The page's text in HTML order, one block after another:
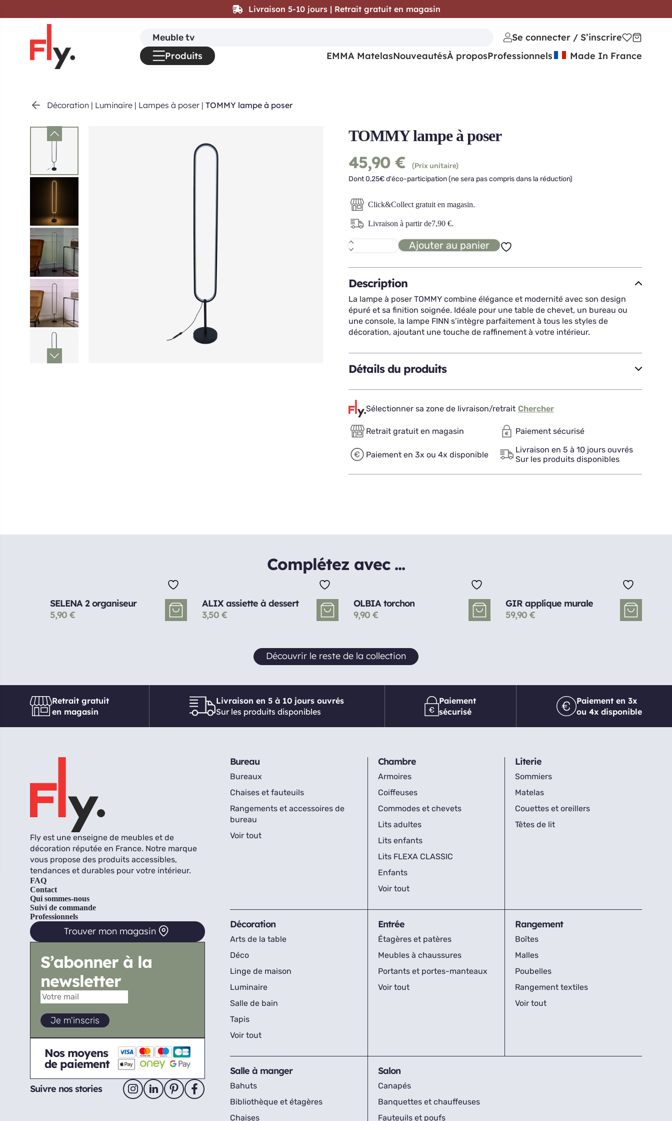
Décoration | Luminaire | Lampes à poser | TOMMY lampe à poser
TOMMY lampe à poser
45,90 €
(Prix unitaire)
Dont 0,25€ d'éco-participation (ne sera pas compris dans la réduction)
Click&Collect gratuit en magasin.
Livraison à partir de7,90 €.
quantité
de
lampe
à
poser
Ajouter au panier
Description
La lampe à poser TOMMY combine élégance et modernité avec son design
épuré et sa finition soignée. Idéale pour une table de chevet, un bureau ou
une console, la lampe FINN s’intègre parfaitement à tous les styles de
décoration, ajoutant une touche de raffinement à votre intérieur.
Détails du produits
Sélectionner sa zone de livraison/retrait Chercher
Retrait gratuit en magasin Paiement sécurisé
Paiement en 3x ou 4x disponible
Livraison en 5 à 10 jours ouvrés
Sur les produits disponibles
Complétez avec ...
SELENA 2 organiseur
5,90 €
ALIX assiette à dessert
3,50 €
OLBIA torchon
9,90 €
GIR applique murale
59,90 €
Découvrir le reste de la collection
Retrait gratuit
en magasin
Livraison en 5 à 10 jours ouvrés
Sur les produits disponibles
Paiement
sécurisé
Paiement en 3x
ou 4x disponible
Fly est une enseigne de meubles et de
décoration réputée en France. Notre marque
vous propose des produits accessibles,
tendances et durables pour votre intérieur.
FAQ
Contact
Qui sommes-nous
Suivi de commande
Professionnels
Trouver mon magasin
S’abonner à la
newsletter
Nos moyens
de paiement
Suivre nos stories
Bureau
Bureaux
Chaises et fauteuils
Rangements et accessoires de
bureau
Voir tout
Chambre
Armoires
Coiffeuses
Commodes et chevets
Lits adultes
Lits enfants
Lits FLEXA CLASSIC
Enfants
Voir tout
Literie
Sommiers
Matelas
Couettes et oreillers
Têtes de lit
Décoration
Arts de la table
Déco
Linge de maison
Luminaire
Salle de bain
Tapis
Voir tout
Entrée
Étagères et patères
Meubles à chaussures
Portants et portes-manteaux
Voir tout
Rangement
Boîtes
Malles
Poubelles
Rangement textiles
Voir tout
Salle à manger
Bahuts
Bibliothèque et étagères
Chaises
Salon
Canapés
Banquettes et chauffeuses
Fauteuils et poufs
Livraison 5-10 jours | Retrait gratuit en magasin
Search
for:
Se connecter / S’inscrire
Produits
EMMA MatelasNouveautésÀ proposProfessionnels Made In France